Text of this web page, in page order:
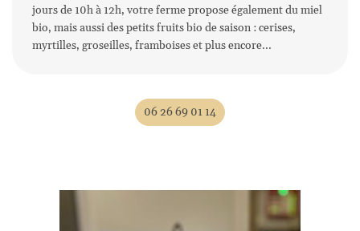
jours de 10h à 12h, votre ferme propose également du miel
bio, mais aussi des petits fruits bio de saison : cerises,
myrtilles, groseilles, framboises et plus encore...
06 26 69 01 14